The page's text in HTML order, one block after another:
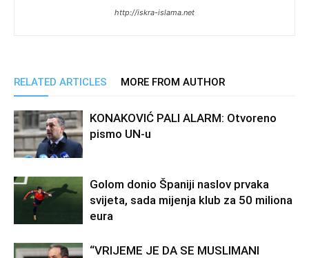
http://iskra-islama.net
RELATED ARTICLES MORE FROM AUTHOR
KONAKOVIĆ PALI ALARM: Otvoreno
pismo UN-u
Golom donio Španiji naslov prvaka
svijeta, sada mijenja klub za 50 miliona
eura
“VRIJEME JE DA SE MUSLIMANI